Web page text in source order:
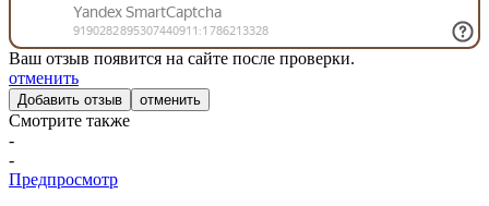
Ваш отзыв появится на сайте после проверки.
отменить
отменить
Смотрите также
-
-
Предпросмотр